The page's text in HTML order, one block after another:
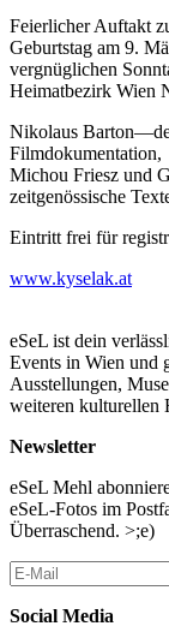
Feierlicher Auftakt
Geburtstag am 9.
vergnüglichen
Heimatbezirk Wien
Nikolaus
Filmdokumentation,
Michou Friesz und
zeitgenössische
Eintritt frei für
www.kyselak.at
eSeL ist dein
Events in Wien und
Ausstellungen,
weiteren kulturellen
Newsletter
eSeL Mehl
eSeL-Fotos im
Überraschend. >;e)
Social Media